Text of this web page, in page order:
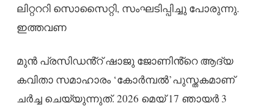
ലിറ്റററി സൊസൈറ്റി, സംഘടിപ്പിച്ചു പോരുന്നു.
ഇത്തവണ
മുൻ പ്രസിഡൻ്റ് ഷാജു ജോണിൻ്റെ ആദ്യ
കവിതാ സമാഹാരം ‘കോർമ്പൽ’പുസ്തകമാണ്
ചർച്ച ചെയ്യുന്നുത്. 2026 മെയ് 17 ഞായർ 3